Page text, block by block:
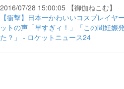
2016/07/28 15:00:05 【御伽ねこむ】
【衝撃】日本一かわいいコスプレイヤ
ットの声「早すぎィ！」「この間妊娠
た？」 - ロケットニュース24